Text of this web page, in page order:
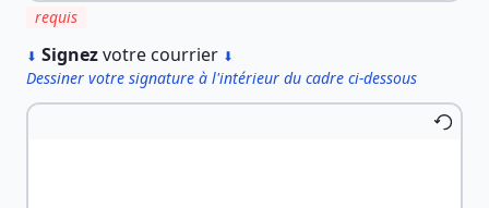
requis
⬇ Signezvotre courrier ⬇
Dessiner votre signature à l'intérieur du cadre ci-dessous